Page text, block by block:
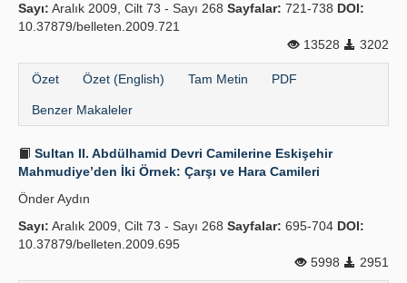
Sayı: Aralık 2009, Cilt 73 - Sayı 268 Sayfalar: 721-738 DOI:
10.37879/belleten.2009.721
13528
3202
Özet Özet (English) Tam Metin PDF
Benzer Makaleler
Sultan II. Abdülhamid Devri Camilerine Eskişehir
Mahmudiye’den İki Örnek: Çarşı ve Hara Camileri
Önder Aydın
Sayı: Aralık 2009, Cilt 73 - Sayı 268 Sayfalar: 695-704 DOI:
10.37879/belleten.2009.695
5998
2951